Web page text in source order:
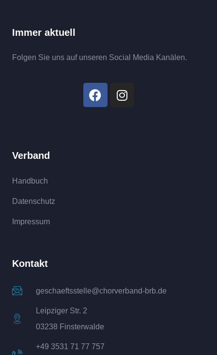
Immer aktuell
Folgen Sie uns auf unseren Social Media Kanälen.
Verband
Handbuch
Datenschutz
Impressum
Kontakt
geschaeftsstelle@chorverband-brb.de
Leipziger Str. 2
03238 Finsterwalde
+49 3531 71 77 757